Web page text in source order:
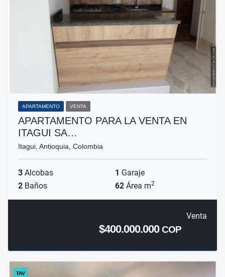
APARTAMENTO VENTA
APARTAMENTO PARA LA VENTA EN
ITAGUI SA…
Itagui, Antioquia, Colombia
3 Alcobas 1 Garaje
2 Baños 62 Área m2
Venta
$400.000.000COP
TAV